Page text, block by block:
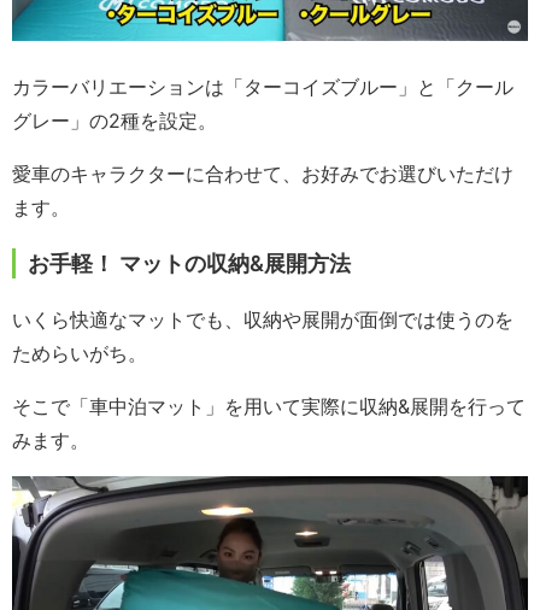
カラーバリエーションは「ターコイズブルー」と「クール
グレー」の2種を設定。
愛車のキャラクターに合わせて、お好みでお選びいただけ
ます。
お手軽！ マットの収納&展開方法
いくら快適なマットでも、収納や展開が面倒では使うのを
ためらいがち。
そこで「車中泊マット」を用いて実際に収納&展開を行って
みます。